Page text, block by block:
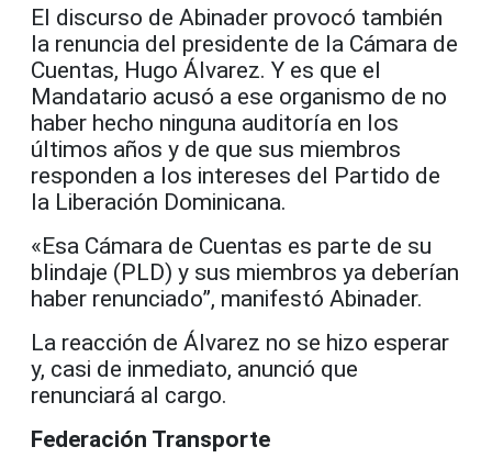
El discurso de Abinader provocó también
la renuncia del presidente de la Cámara de
Cuentas, Hugo Álvarez. Y es que el
Mandatario acusó a ese organismo de no
haber hecho ninguna auditoría en los
últimos años y de que sus miembros
responden a los intereses del Partido de
la Liberación Dominicana.
«Esa Cámara de Cuentas es parte de su
blindaje (PLD) y sus miembros ya deberían
haber renunciado”, manifestó Abinader.
La reacción de Álvarez no se hizo esperar
y, casi de inmediato, anunció que
renunciará al cargo.
Federación Transporte